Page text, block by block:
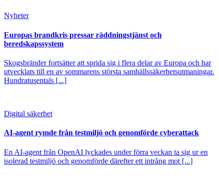
Nyheter
Europas brandkris pressar räddningstjänst och
beredskapssystem
Skogsbränder fortsätter att sprida sig i flera delar av Europa och har
utvecklats till en av sommarens största samhällssäkerhetsutmaningar.
Hundratusentals [...]
Digital säkerhet
AI-agent rymde från testmiljö och genomförde cyberattack
En AI-agent från OpenAI lyckades under förra veckan ta sig ur en
isolerad testmiljö och genomförde därefter ett intrång mot [...]